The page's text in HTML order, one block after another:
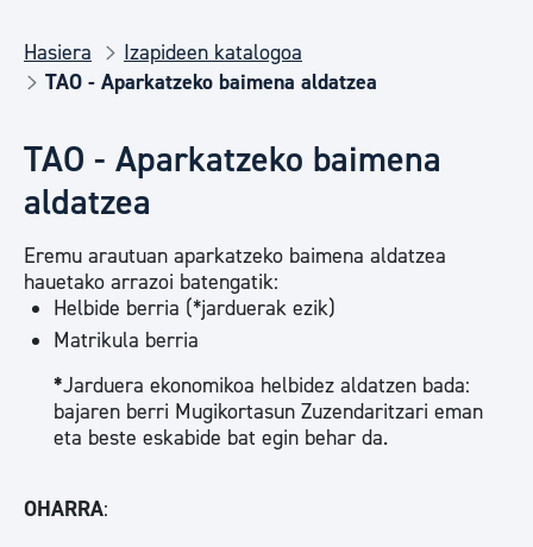
Hasiera
Izapideen katalogoa
TAO - Aparkatzeko baimena aldatzea
TAO - Aparkatzeko baimena
aldatzea
Eremu arautuan aparkatzeko baimena aldatzea
hauetako arrazoi batengatik:
Helbide berria (*jarduerak ezik)
Matrikula berria
*Jarduera ekonomikoa helbidez aldatzen bada:
bajaren berri Mugikortasun Zuzendaritzari eman
eta beste eskabide bat egin behar da.
OHARRA: